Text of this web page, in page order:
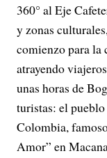
360° al Eje
y zonas
comienzo para la
atrayendo
unas horas de
turistas: el
Colombia,
Amor” en